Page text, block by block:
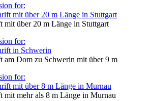
for:
über 20 m Länge in Stuttgart
for:
Dom zu Schwerin mit über 9 m
for:
mehr als 8 m Länge in Murnau